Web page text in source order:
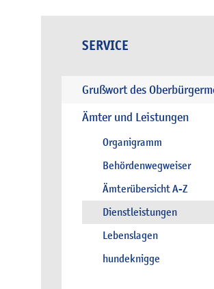
SERVICE
Grußwort des
Ämter und Leistungen
Organigramm
Behördenwegweiser
Ämterübersicht A-Z
Dienstleistungen
Lebenslagen
hundeknigge